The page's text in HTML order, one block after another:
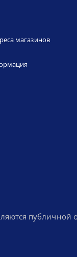
магазинов
публичной